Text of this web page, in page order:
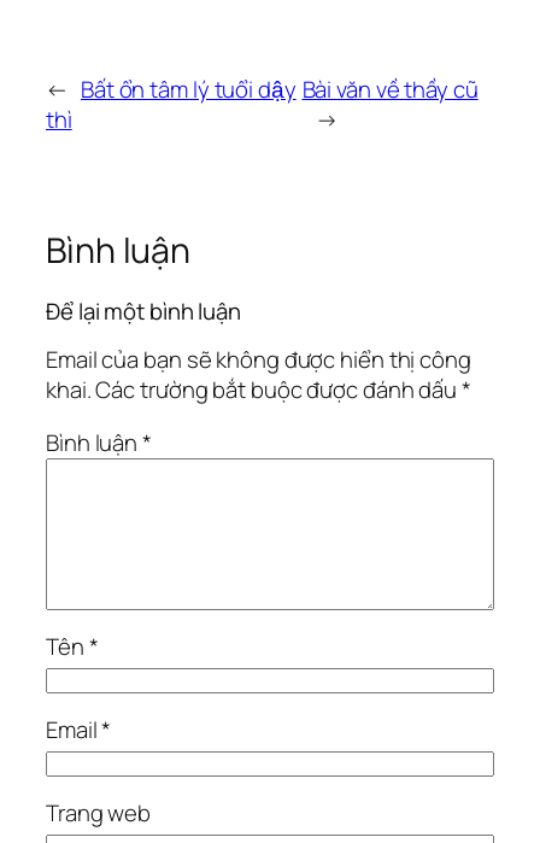
← Bất ổn tâm lý tuổi dậy
thì
Bài văn về thầy cũ
→
Bình luận
Để lại một bình luận
Email của bạn sẽ không được hiển thị công
khai.Các trường bắt buộc được đánh dấu*
Bình luận*
Tên*
Email*
Trang web